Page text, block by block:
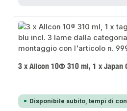
3 x Allcon 10® 310 ml, 1 x Japan
Disponibile subito, tempi di